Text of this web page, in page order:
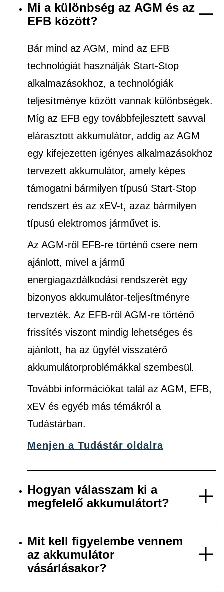
Mi a különbség az AGM és az
EFB között?
Bár mind az AGM, mind az EFB
technológiát használják Start-Stop
alkalmazásokhoz, a technológiák
teljesítménye között vannak különbségek.
Míg az EFB egy továbbfejlesztett savval
elárasztott akkumulátor, addig az AGM
egy kifejezetten igényes alkalmazásokhoz
tervezett akkumulátor, amely képes
támogatni bármilyen típusú Start-Stop
rendszert és az xEV-t, azaz bármilyen
típusú elektromos járművet is.
Az AGM-ről EFB-re történő csere nem
ajánlott, mivel a jármű
energiagazdálkodási rendszerét egy
bizonyos akkumulátor-teljesítményre
tervezték. Az EFB-ről AGM-re történő
frissítés viszont mindig lehetséges és
ajánlott, ha az ügyfél visszatérő
akkumulátorproblémákkal szembesül.
További információkat talál az AGM, EFB,
xEV és egyéb más témákról a
Tudástárban.
Menjen a Tudástár oldalra
Hogyan válasszam ki a
megfelelő akkumulátort?
Mit kell figyelembe vennem
az akkumulátor
vásárlásakor?